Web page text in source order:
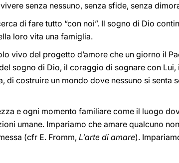
senza nessuno, senza sfide, senza
di fare tutto “con noi”. Il sogno di Dio
loro vita una famiglia.
vivo del progetto d’amore che un giorno il
sogno di Dio, il coraggio di sognare con
di costruire un mondo dove nessuno si senta
e ogni momento familiare come il luogo
umane. Impariamo che amare qualcuno
(cfr E. Fromm, L’arte di amare).